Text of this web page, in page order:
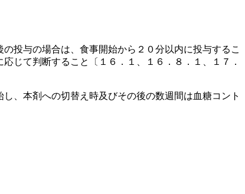
投与の場合は、食事開始から２０分以内に投与するこ
じて判断すること〔１６．１、１６．８．１、１７．
、本剤への切替え時及びその後の数週間は血糖コント